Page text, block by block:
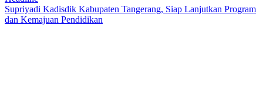
Supriyadi Kadisdik Kabupaten Tangerang, Siap Lanjutkan Program
dan Kemajuan Pendidikan